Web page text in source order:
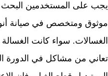
يجب على المستخدمين
موثوق ومتخصص في صيانة
الغسالات. سواء كانت الغسالة
تعاني من مشاكل في الدورة